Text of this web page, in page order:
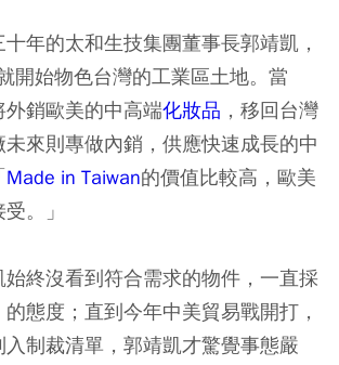
年的太和生技集團董事長郭靖凱，
開始物色台灣的工業區土地。當
銷歐美的中高端化妝品 ，移回台灣
來則專做內銷，供應快速成長的中
Made in Taiwan的價值比較高，歐美
。」
終沒看到符合需求的物件，一直採
態度；直到今年中美貿易戰開打，
制裁清單，郭靖凱才驚覺事態嚴